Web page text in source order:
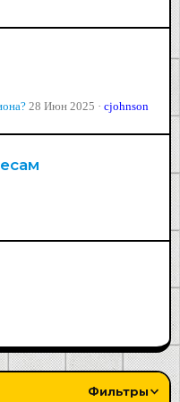
28 Июн 2025 cjohnson
Фильтры